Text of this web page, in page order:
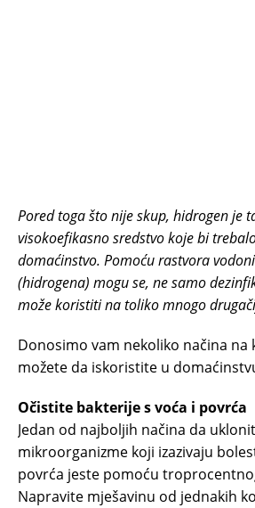
Pored toga što nije skup, hidrogen je
visokoefikasno sredstvo koje bi
domaćinstvo. Pomoću rastvora
(hidrogena) mogu se, ne samo
može koristiti na toliko mnogo
Donosimo vam nekoliko načina na
možete da iskoristite u
Očistite bakterije s voća i povrća
Jedan od najboljih načina da
mikroorganizme koji izazivaju
povrća jeste pomoću
Napravite mješavinu od jednakih